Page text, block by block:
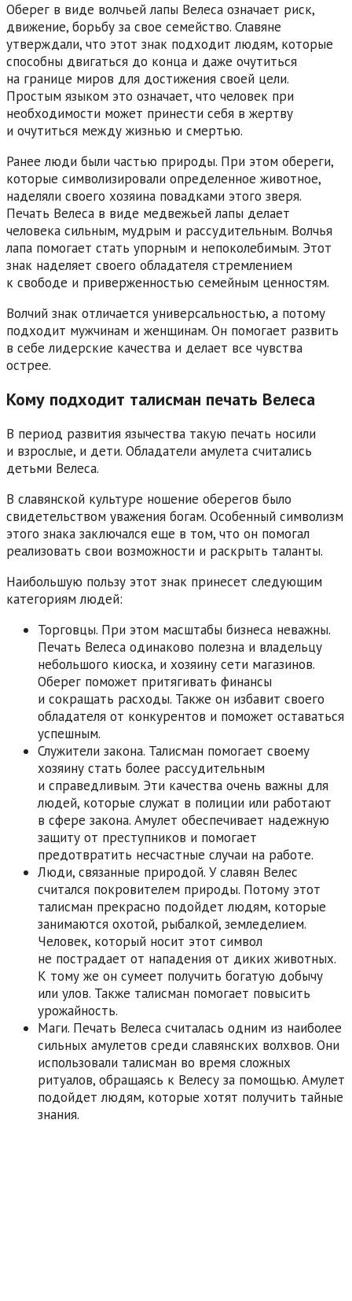
Оберег в виде волчьей лапы Велеса означает риск,
движение, борьбу за свое семейство. Славяне
утверждали, что этот знак подходит людям, которые
способны двигаться до конца и даже очутиться
на границе миров для достижения своей цели.
Простым языком это означает, что человек при
необходимости может принести себя в жертву
и очутиться между жизнью и смертью.
Ранее люди были частью природы. При этом обереги,
которые символизировали определенное животное,
наделяли своего хозяина повадками этого зверя.
Печать Велеса в виде медвежьей лапы делает
человека сильным, мудрым и рассудительным. Волчья
лапа помогает стать упорным и непоколебимым. Этот
знак наделяет своего обладателя стремлением
к свободе и приверженностью семейным ценностям.
Волчий знак отличается универсальностью, а потому
подходит мужчинам и женщинам. Он помогает развить
в себе лидерские качества и делает все чувства
острее.
Кому подходит талисман печать Велеса
В период развития язычества такую печать носили
и взрослые, и дети. Обладатели амулета считались
детьми Велеса.
В славянской культуре ношение оберегов было
свидетельством уважения богам. Особенный символизм
этого знака заключался еще в том, что он помогал
реализовать свои возможности и раскрыть таланты.
Наибольшую пользу этот знак принесет следующим
категориям людей:
Торговцы. При этом масштабы бизнеса неважны.
Печать Велеса одинаково полезна и владельцу
небольшого киоска, и хозяину сети магазинов.
Оберег поможет притягивать финансы
и сокращать расходы. Также он избавит своего
обладателя от конкурентов и поможет оставаться
успешным.
Служители закона. Талисман помогает своему
хозяину стать более рассудительным
и справедливым. Эти качества очень важны для
людей, которые служат в полиции или работают
в сфере закона. Амулет обеспечивает надежную
защиту от преступников и помогает
предотвратить несчастные случаи на работе.
Люди, связанные природой. У славян Велес
считался покровителем природы. Потому этот
талисман прекрасно подойдет людям, которые
занимаются охотой, рыбалкой, земледелием.
Человек, который носит этот символ
не пострадает от нападения от диких животных.
К тому же он сумеет получить богатую добычу
или улов. Также талисман помогает повысить
урожайность.
Маги. Печать Велеса считалась одним из наиболее
сильных амулетов среди славянских волхвов. Они
использовали талисман во время сложных
ритуалов, обращаясь к Велесу за помощью. Амулет
подойдет людям, которые хотят получить тайные
знания.